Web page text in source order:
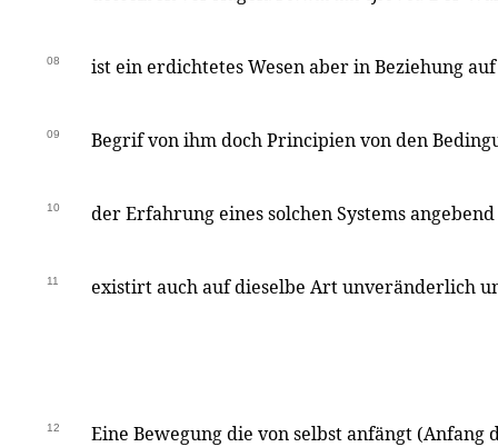
08 ist ein erdichtetes Wesen aber in Beziehung
09 Begrif von ihm doch Principien von den
10 der Erfahrung eines solchen Systems
11 existirt auch auf dieselbe Art unveränderlich
12 Eine Bewegung die von selbst anfängt (Anfang